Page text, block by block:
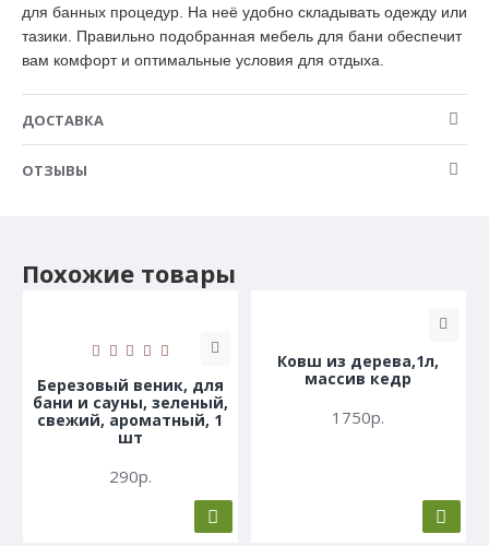
для банных процедур. На неё удобно складывать одежду или
тазики. Правильно подобранная мебель для бани обеспечит
вам комфорт и оптимальные условия для отдыха.
ДОСТАВКА
ОТЗЫВЫ
Похожие товары
Березовый веник, для
бани и сауны, зеленый,
свежий, ароматный, 1
шт
290р.
Ковш из дерева,1л,
массив кедр
1750р.